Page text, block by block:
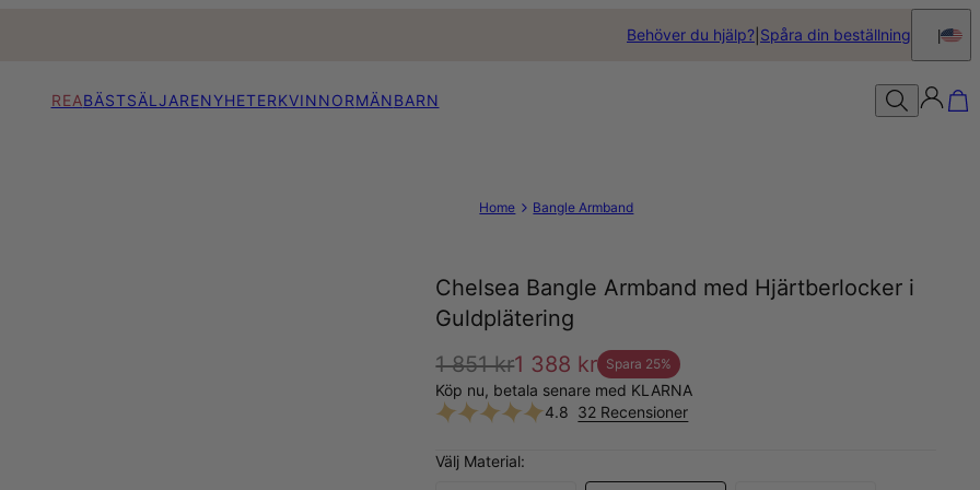
Behöver du hjälp? Spåra din beställning
REABÄSTSÄLJARENYHETERKVINNORMÄNBARN
Home Bangle Armband
Chelsea Bangle Armband med Hjärtberlocker i
Guldplätering
1 851 kr1 388 kr Spara 25%
Köp nu, betala senare med KLARNA
4.8 32 Recensioner
Välj Material: